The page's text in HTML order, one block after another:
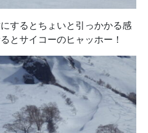
するとちょいと引っかかる感
とサイコーのヒャッホー！